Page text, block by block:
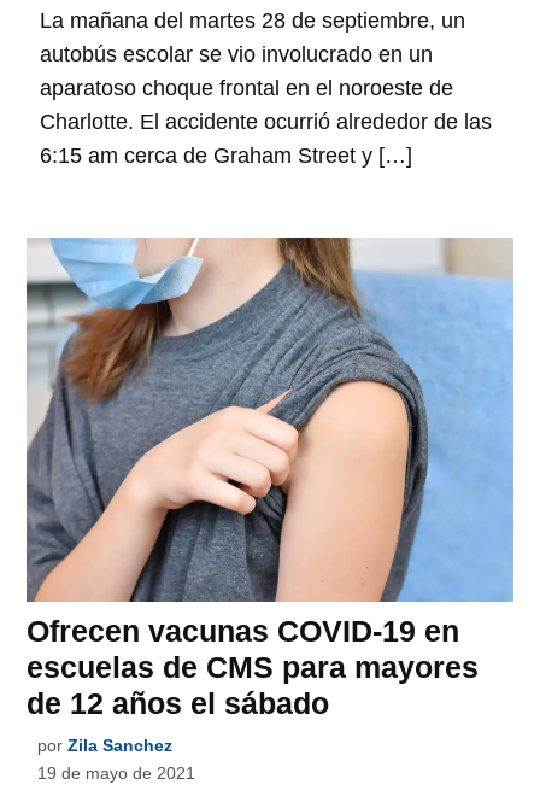
La mañana del martes 28 de septiembre, un
autobús escolar se vio involucrado en un
aparatoso choque frontal en el noroeste de
Charlotte. El accidente ocurrió alrededor de las
6:15 am cerca de Graham Street y […]
Ofrecen vacunas COVID-19 en
escuelas de CMS para mayores
de 12 años el sábado
por Zila Sanchez
19 de mayo de 2021